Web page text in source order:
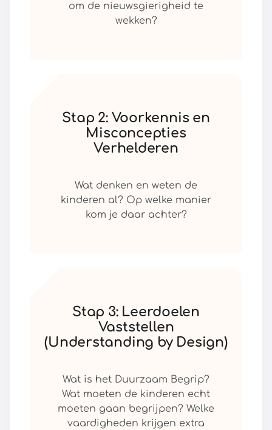
om de nieuwsgierigheid te
wekken?
Stap 2: Voorkennis en
Misconcepties
Verhelderen
Wat denken en weten de
kinderen al? Op welke manier
kom je daar achter?
Stap 3: Leerdoelen
Vaststellen
(Understanding by Design)
Wat is het Duurzaam Begrip?
Wat moeten de kinderen echt
moeten gaan begrijpen? Welke
vaardigheden krijgen extra